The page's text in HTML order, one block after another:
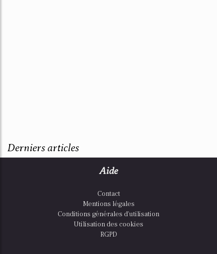
Derniers articles
Aide
Contact
Mentions légales
Conditions générales d'utilisation
Utilisation des cookies
RGPD